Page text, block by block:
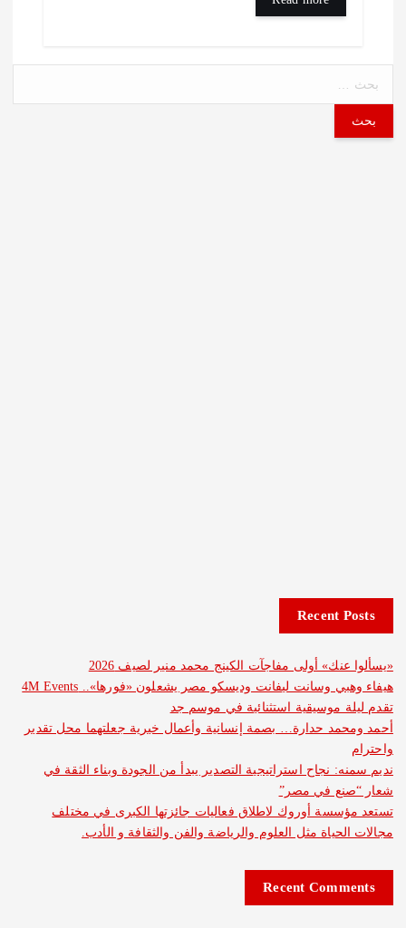
Recent
أولى مفاجآت الكينج محمد منير لصيف 2026
هيفاء وهبي وسانت ليفانت وديسكو مصر يشعلون «فورها».. 4M Events
موسيقية استثنائية في موسم جد
حدارة… بصمة إنسانية وأعمال خيرية جعلتهما محل تقدير
نجاح استراتيجية التصدير يبدأ من الجودة وبناء الثقة في
في مصر”
أوروك لاطلاق فعاليات جائزتها الكبرى في مختلف
مثل العلوم والرياضة والفن والثقافة و الأدب.
Recent